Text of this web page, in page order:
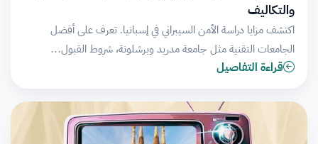
والتكاليف
اكتشف مزايا دراسة الأمن السيبراني في إسبانيا. تعرف على أفضل
الجامعات التقنية مثل جامعة مدريد وبرشلونة، شروط القبول…
قراءة التفاصيل